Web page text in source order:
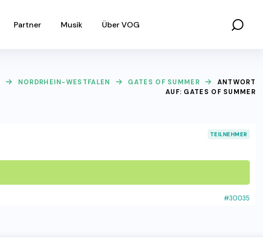
Partner Musik Über VOG
NORDRHEIN-WESTFALEN GATES OF SUMMER
ANTWORT
AUF: GATES OF SUMMER
TEILNEHMER
#30035